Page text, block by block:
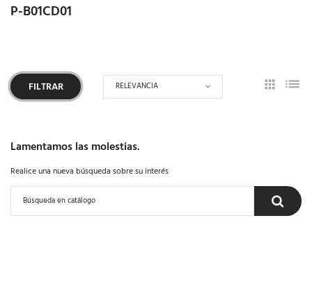
P-B01CD01
FILTRAR RELEVANCIA
Lamentamos las molestias.
Realice una nueva búsqueda sobre su interés